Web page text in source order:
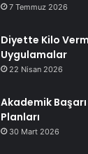
7 Temmuz 2026
Diyette Kilo
Uygulamalar
22 Nisan 2026
Akademik
Planları
30 Mart 2026